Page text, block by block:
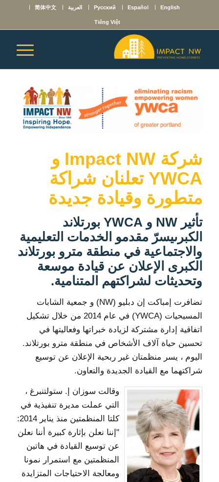
English
Español
Русский العربية 简体中文
Tiếng Việt
شركة Impact NW و
YWCA تعلنان شراكة
متطورة وقيادة جديدة
تأثير NW و
YWCA بورتلاند
الكبرىيسرّ مقدمو الخدمات التعليمية
والاجتماعية في منطقة مترو بورتلاند
الكبرى الإعلان عن قيادة موسعة
وتحديثات لشراكتهم المتنامية.
تضافرت إمباكت إن دبليو (NW) و جمعية الشابات
المسيحيات (YWCA) في عام 2014 من خلال تشكيل
اتفاقية إدارة مشتركة لزيادة خبراتها وفعاليتها في
تحسين حياة آلاف الأشخاص في منطقة مترو بورتلاند.
اليوم ، يسر منظمتان غير ربحية الإعلان عن توسيع
شراكتهما مع القيادة الجديدة والتعاون.
وقالت سوزان إ. ستولتنبرغ ،
التي عملت مديرة تنفيذية في
كلتا المنظمتين منذ يناير 2014:
"إننا نعلن بإثارة كبيرة أننا نعلن
عن توسيع القيادة في هاتين
المنظمتين مع استمرار نمونا
ومعالجة الاحتياجات المتزايدة